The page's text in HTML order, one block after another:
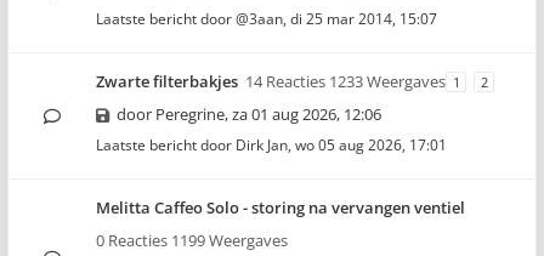
Laatste bericht door@3aan, di 25 mar 2014, 15:07
Zwarte filterbakjes 14 Reacties 1233 Weergaves 1 2
door Peregrine,za 01 aug 2026, 12:06
Laatste bericht door Dirk Jan, wo 05 aug 2026, 17:01
Melitta Caffeo Solo - storing na vervangen ventiel
0 Reacties 1199 Weergaves